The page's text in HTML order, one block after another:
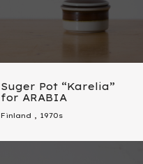
Suger Pot “Karelia”
for ARABIA
Finland , 1970s